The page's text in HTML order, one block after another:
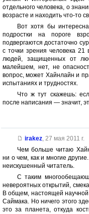
отдельного человека, о
возрасте и находить что-то
Вот хотя бы
подростки на пороге
подвергаются достаточно
с точки зрения человека 21
людей, защищенных от
малейшем, нет, не
вопрос, может Хайнлайн и
испытаниях и трудностях.
Что ж тут скажешь:
после написания — значит,
irakez, 27 мая 2011 г.
Чем больше читаю
ни о чем, как и многие
неискушенный читатель.
С таким
невероятных открытий,
В общем, настоящей
Саймака. Но ничего этого
это за планета, откуда